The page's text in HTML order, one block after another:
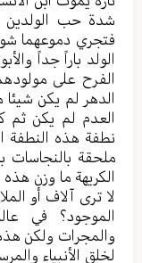
شدة حب الولدين
فتجري دموعهما
الولد باراً جداً
الفرح على
الدهر لم يكن شيئا
العدم لم يكن ثم
نطفة هذه النطفة
ملحقة بالنجاسات
الكريهة ما وزن
لا ترى آلاف أو
الموجود؟ في
والمجرات ولكن
لخلق الأنبياء